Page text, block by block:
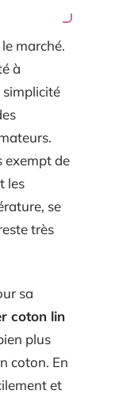
marché.
à
simplicité
exempt de
les
se
très
sa
coton lin
plus
coton. En
et